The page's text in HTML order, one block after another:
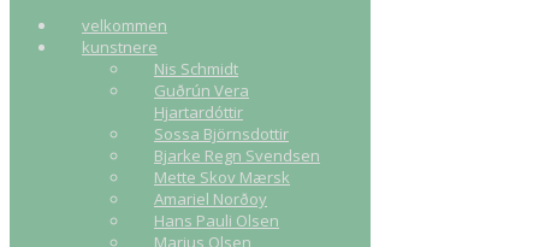
velkommen
kunstnere
Nis Schmidt
Guðrún Vera
Hjartardóttir
Sossa Björnsdottir
Bjarke Regn Svendsen
Mette Skov Mærsk
Amariel Norðoy
Hans Pauli Olsen
Marius Olsen